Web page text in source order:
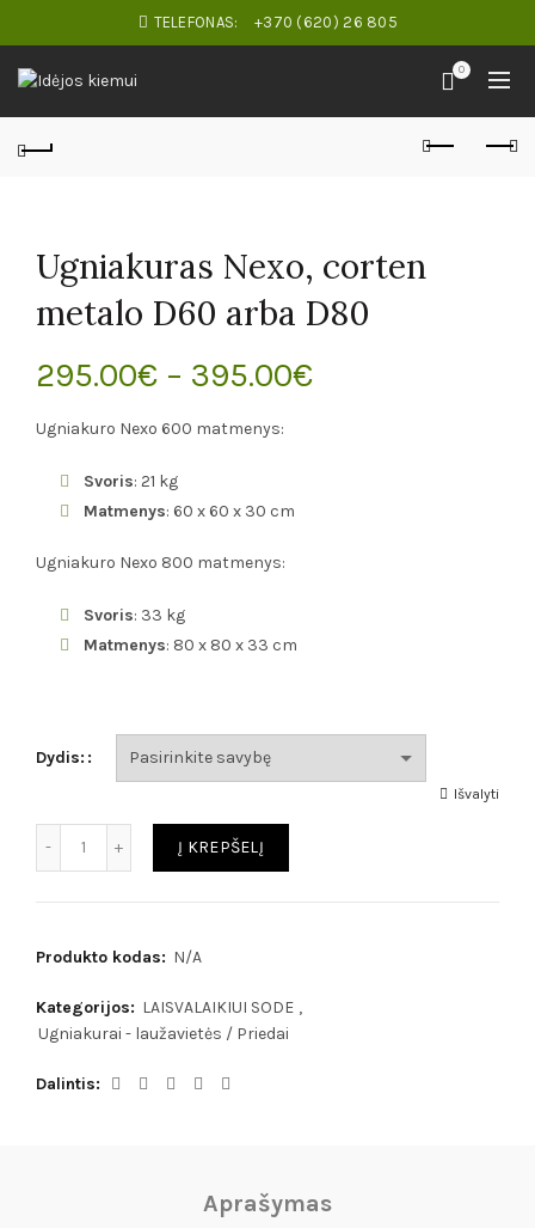
TELEFONAS: +370 (620) 26 805
0
Ugniakuras Nexo, corten
metalo D60 arba D80
295.00€ – 395.00€
Ugniakuro Nexo 600 matmenys:
Svoris: 21 kg
Matmenys: 60 x 60 x 30 cm
Ugniakuro Nexo 800 matmenys:
Svoris: 33 kg
Matmenys: 80 x 80 x 33 cm
Dydis:
Išvalyti
Į KREPŠELĮ
Produkto kodas: N/A
Kategorijos: LAISVALAIKIUI SODE ,
Ugniakurai - laužavietės / Priedai
Dalintis
Aprašymas